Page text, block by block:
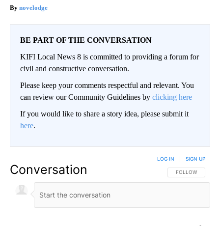
novelodge
BE PART OF THE CONVERSATION
KIFI Local News 8 is committed to providing a forum for
civil and constructive conversation.
Please keep your comments respectful and relevant. You
can review our Community Guidelines by clicking here
If you would like to share a story idea, please submit it
here.
Conversation FOLLOW THIS
FOLLOW
LOG IN SIGN UP